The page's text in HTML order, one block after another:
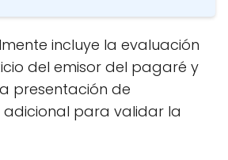
incluye la evaluación
del emisor del pagaré y
presentación de
para validar la